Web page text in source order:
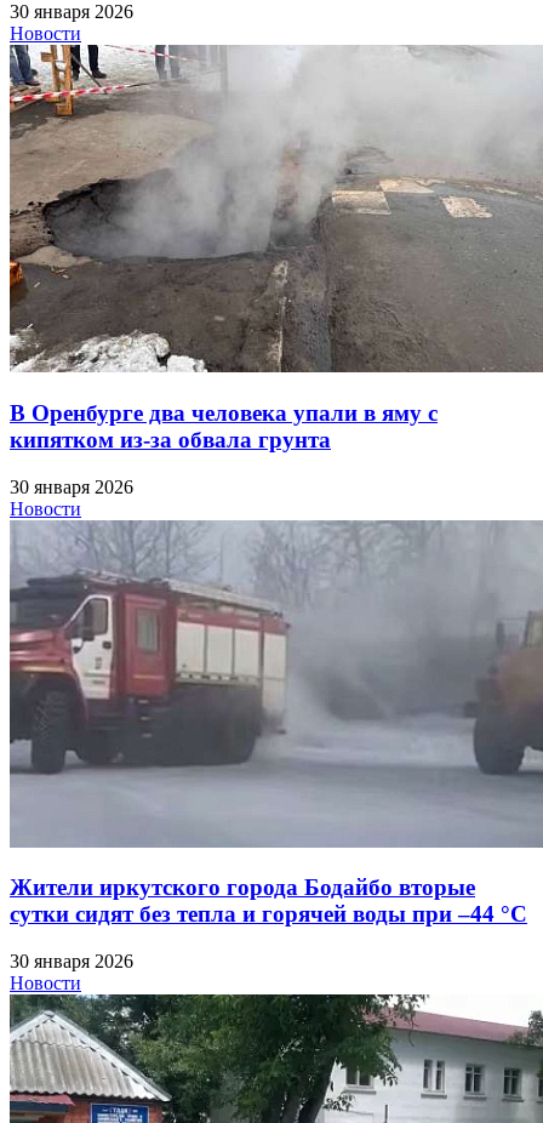
30 января 2026
Новости
В Оренбурге два человека упали в яму с
кипятком из-за обвала грунта
30 января 2026
Новости
Жители иркутского города Бодайбо вторые
сутки сидят без тепла и горячей воды при –44 °C
30 января 2026
Новости